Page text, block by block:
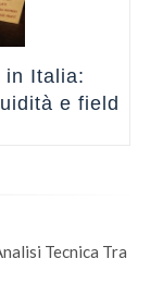
in Italia:
e field
Tecnica Tra